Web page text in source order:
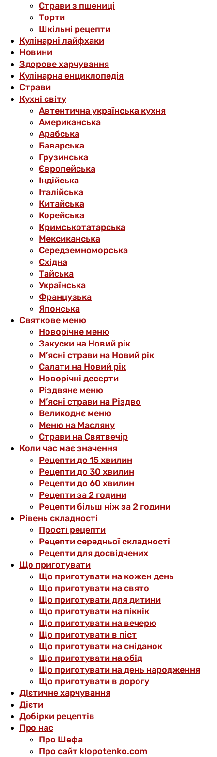
Страви з пшениці
Торти
Шкільні рецепти
Кулінарні лайфхаки
Новини
Здорове харчування
Кулінарна енциклопедія
Страви
Кухні світу
Автентична українська кухня
Американська
Арабська
Баварська
Грузинська
Європейська
Індійська
Італійська
Китайська
Корейська
Кримськотатарська
Мексиканська
Середземноморська
Східна
Тайська
Українська
Французька
Японська
Святкове меню
Новорічне меню
Закуски на Новий рік
М’ясні страви на Новий рік
Салати на Новий рік
Новорічні десерти
Різдвяне меню
М’ясні страви на Різдво
Великоднє меню
Меню на Масляну
Страви на Святвечір
Коли час має значення
Рецепти до 15 хвилин
Рецепти до 30 хвилин
Рецепти до 60 хвилин
Рецепти за 2 години
Рецепти більш ніж за 2 години
Рівень складності
Прості рецепти
Рецепти середньої складності
Рецепти для досвідчених
Що приготувати
Що приготувати на кожен день
Що приготувати на свято
Що приготувати для дитини
Що приготувати на пікнік
Що приготувати на вечерю
Що приготувати в піст
Що приготувати на сніданок
Що приготувати на обід
Що приготувати на день народження
Що приготувати в дорогу
Дієтичне харчування
Дієти
Добірки рецептів
Про нас
Про Шефа
Про сайт klopotenko.com